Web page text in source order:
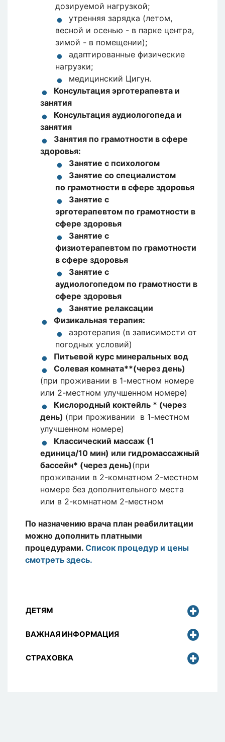
дозируемой нагрузкой;
утренняя зарядка (летом,
весной и осенью - в парке центра,
зимой - в помещении);
адаптированные физические
нагрузки;
медицинский Цигун.
Консультация эрготерапевта и
занятия
Консультация аудиологопеда и
занятия
Занятия по грамотности в сфере
здоровья:
Занятие с психологом
Занятие со специалистом
по грамотности в сфере здоровья
Занятие с
эрготерапевтом по грамотности в
сфере здоровья
Занятие с
физиотерапевтом по грамотности
в сфере здоровья
Занятие с
аудиологопедом по грамотности в
сфере здоровья
Занятие релаксации
Физикальная терапия:
аэротерапия (в зависимости от
погодных условий)
Питьевой курс минеральных вод
Солевая комната**(через день)
(при проживании в 1-местном номере
или 2-местном улучшенном номере)
Кислородный коктейль * (через
день) (при проживании в 1-местном
улучшенном номере)
Классический массаж (1
единица/10 мин) или гидромассажный
бассейн* (через день)(при
проживании в 2-комнатном 2-местном
номере без дополнительного места
или в 2-комнатном 2-местном
По назначению врача план реабилитации
можно дополнить платными
процедурами. Список процедур и цены
смотреть здесь.
ДЕТЯМ
ВАЖНАЯ ИНФОРМАЦИЯ
СТРАХОВКА